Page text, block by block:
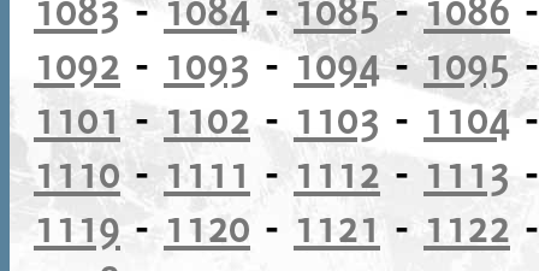
1092 - 1093 - 1094-1095
1101 -1102 - 1103 - 1104
1110- 1111 - 1112 - 1113
1119 - 1120 - 1121 - 1122